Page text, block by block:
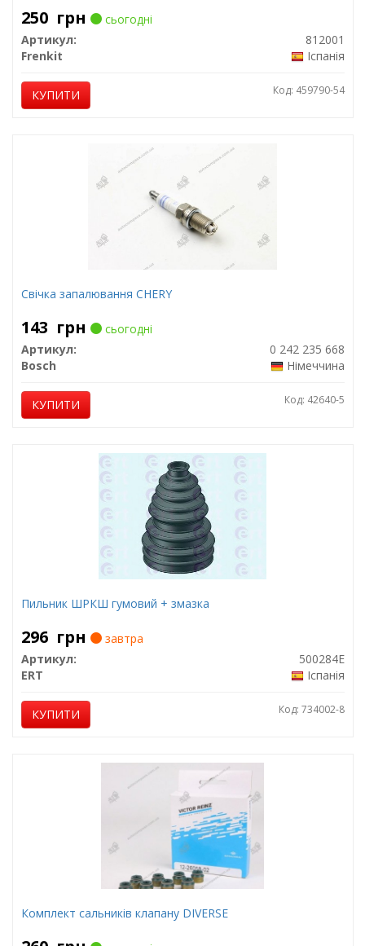
250 грн
сьогодні
Артикул:
812001
Frenkit
Іспанія
КУПИТИ Код: 459790-54
Свічка запалювання CHERY
143 грн
сьогодні
Артикул:
0 242 235 668
Bosch
Німеччина
КУПИТИ Код: 42640-5
Пильник ШРКШ гумовий + змазка
296 грн
завтра
Артикул:
500284E
ERT
Іспанія
КУПИТИ Код: 734002-8
Комплект сальників клапану DIVERSE